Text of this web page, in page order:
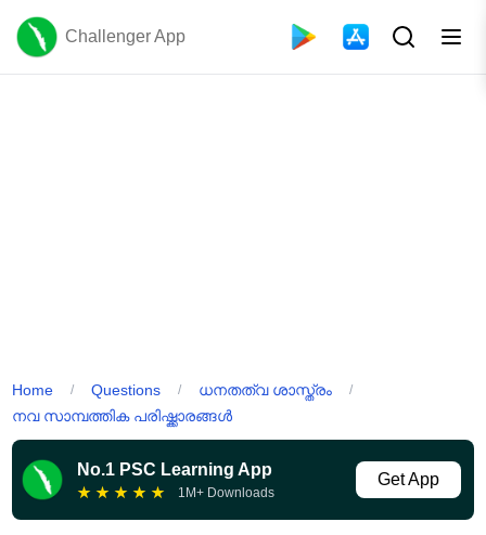
Challenger App
Home / Questions / ധനതത്വ ശാസ്ത്രം /
നവ സാമ്പത്തിക പരിഷ്ക്കാരങ്ങൾ
No.1 PSC Learning App
★ ★ ★ ★ ★ 1M+ Downloads
Get App